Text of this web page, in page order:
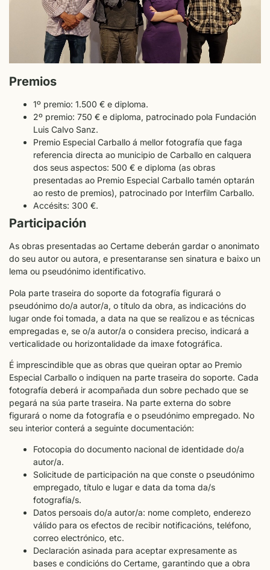
Premios
1º premio: 1.500 € e diploma.
2º premio: 750 € e diploma, patrocinado pola Fundación
Luis Calvo Sanz.
Premio Especial Carballo á mellor fotografía que faga
referencia directa ao municipio de Carballo en calquera
dos seus aspectos: 500 € e diploma (as obras
presentadas ao Premio Especial Carballo tamén optarán
ao resto de premios), patrocinado por Interfilm Carballo.
Accésits: 300 €.
Participación
As obras presentadas ao Certame deberán gardar o anonimato
do seu autor ou autora, e presentaranse sen sinatura e baixo un
lema ou pseudónimo identificativo.
Pola parte traseira do soporte da fotografía figurará o
pseudónimo do/a autor/a, o título da obra, as indicacións do
lugar onde foi tomada, a data na que se realizou e as técnicas
empregadas e, se o/a autor/a o considera preciso, indicará a
verticalidade ou horizontalidade da imaxe fotográfica.
É imprescindible que as obras que queiran optar ao Premio
Especial Carballo o indiquen na parte traseira do soporte. Cada
fotografía deberá ir acompañada dun sobre pechado que se
pegará na súa parte traseira. Na parte externa do sobre
figurará o nome da fotografía e o pseudónimo empregado. No
seu interior conterá a seguinte documentación:
Fotocopia do documento nacional de identidade do/a
autor/a.
Solicitude de participación na que conste o pseudónimo
empregado, título e lugar e data da toma da/s
fotografía/s.
Datos persoais do/a autor/a: nome completo, enderezo
válido para os efectos de recibir notificacións, teléfono,
correo electrónico, etc.
Declaración asinada para aceptar expresamente as
bases e condicións do Certame, garantindo que a obra